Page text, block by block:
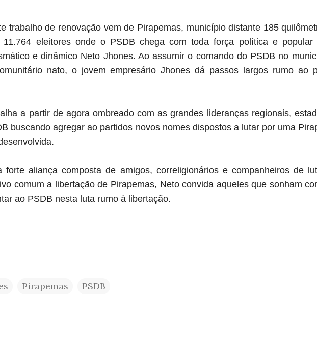
trabalho de renovação vem de Pirapemas, municípiodistante 185
eleitores onde o PSDB chega com toda força política e popular
e dinâmico Neto Jhones. Aoassumir o comando do PSDB no
nato, o jovem empresário Jhones dá passos largos rumo ao
a partir de agora ombreado com as grandes lideranças regionais,
buscando agregar ao partidos novos nomes dispostos a lutar por uma
forte aliança composta de amigos, correligionários e companheiros de
comum a libertação de Pirapemas, Neto convida aqueles que sonham
ao PSDB nesta luta rumo à libertação.
Pirapemas PSDB